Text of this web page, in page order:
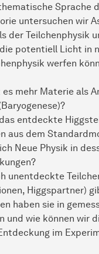
Sprache
untersuchen wir
der Teilchenphysik
potentiell Licht in
werfen
es mehr Materie als
entdeckte
aus dem
Neue Physik in
unentdeckte
Higgspartner)
haben sie in
und wie können wir
im